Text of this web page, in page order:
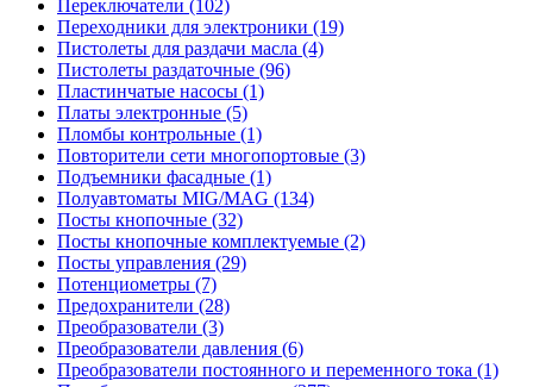
Переключатели (102)
Переходники для электроники (19)
Пистолеты для раздачи масла (4)
Пистолеты раздаточные (96)
Пластинчатые насосы (1)
Платы электронные (5)
Пломбы контрольные (1)
Повторители сети многопортовые (3)
Подъемники фасадные (1)
Полуавтоматы MIG/MAG (134)
Посты кнопочные (32)
Посты кнопочные комплектуемые (2)
Посты управления (29)
Потенциометры (7)
Предохранители (28)
Преобразователи (3)
Преобразователи давления (6)
Преобразователи постоянного и переменного тока (1)